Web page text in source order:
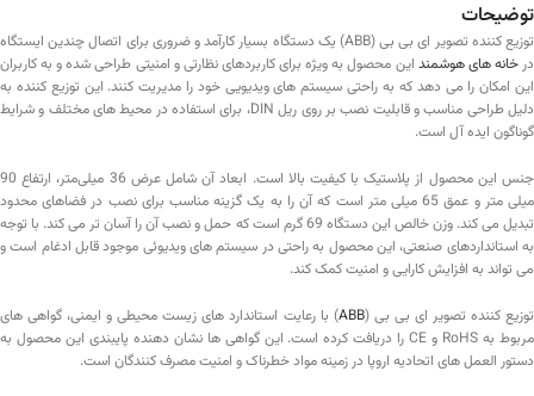
توضیحات
توزیع‌ کننده تصویر ای بی بی (ABB) یک دستگاه بسیار کارآمد و ضروری برای اتصال چندین ایستگاه
درخانه های هوشمند این محصول به ویژه برای کاربردهای نظارتی و امنیتی طراحی شده و به کاربران
این امکان را می‌ دهد که به راحتی سیستم‌ های ویدیویی خود را مدیریت کنند. این توزیع‌ کننده به
دلیل طراحی مناسب و قابلیت نصب بر روی ریل DIN، برای استفاده در محیط‌ های مختلف و شرایط
گوناگون ایده‌ آل است.
جنس این محصول از پلاستیک با کیفیت بالا است. ابعاد آن شامل عرض 36 میلی‌متر، ارتفاع 90
میلی‌ متر و عمق 65 میلی‌ متر است که آن را به یک گزینه مناسب برای نصب در فضاهای محدود
تبدیل می‌ کند. وزن خالص این دستگاه 69 گرم است که حمل و نصب آن را آسان‌ تر می‌ کند. با توجه
به استانداردهای صنعتی، این محصول به راحتی در سیستم‌ های ویدیوئی موجود قابل ادغام است و
می‌ تواند به افزایش کارایی و امنیت کمک کند.
توزیع کننده تصویر ای بی بی (ABB) با رعایت استاندارد های زیست‌ محیطی و ایمنی، گواهی‌ های
مربوط به RoHS و CE را دریافت کرده است. این گواهی‌ ها نشان‌ دهنده پایبندی این محصول به
دستور العمل‌ های اتحادیه اروپا در زمینه مواد خطرناک و امنیت مصرف‌ کنندگان است.